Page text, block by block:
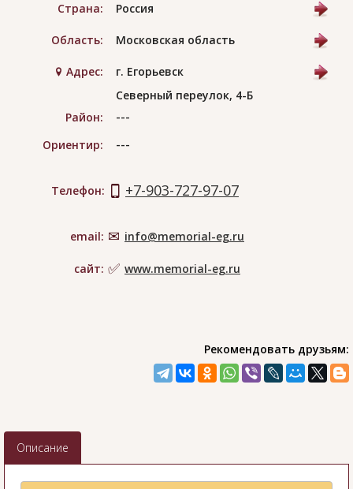
Страна: Россия
Область: Московская область
Адрес:
г. Егорьевск
Северный переулок, 4-Б
Район:
---
Ориентир:
---
Телефон: +7-903-727-97-07
email: info@memorial-eg.ru
сайт: www.memorial-eg.ru
Рекомендовать друзьям:
Описание